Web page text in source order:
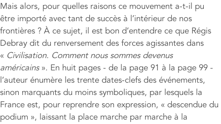
Mais alors, pour quelles raisons ce mouvement a-t-il pu
être importé avec tant de succès à l’intérieur de nos
frontières ? À ce sujet, il est bon d’entendre ce que Régis
Debray dit du renversement des forces agissantes dans
« Civilisation. Comment nous sommes devenus
américains». En huit pages - de la page 91 à la page 99 -
l’auteur énumère les trente dates-clefs des événements,
sinon marquants du moins symboliques, par lesquels la
France est, pour reprendre son expression, « descendue du
podium », laissant la place marche par marche à la